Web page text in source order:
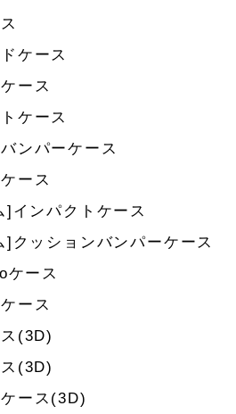
ケース
ース
ケース
ンパーケース
ース
]インパクトケース
]クッションバンパーケース
ケース
ース
(3D)
(3D)
ース(3D)